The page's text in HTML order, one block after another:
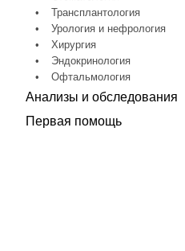
•
Трансплантология
•
Урология и нефрология
•
Хирургия
•
Эндокринология
•
Офтальмология
Анализы и обследования
Первая помощь